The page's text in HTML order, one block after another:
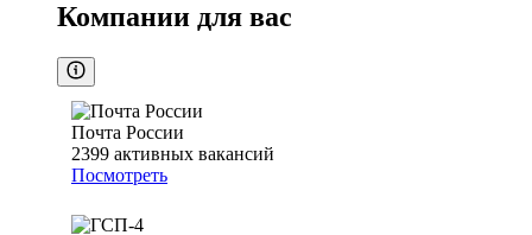
Компании для вас
Почта России
2399 активных вакансий
Посмотреть